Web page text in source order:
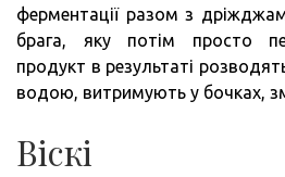
ферментації разом з
брага, яку потім просто
продукт в результаті
водою, витримують у бочках,
Віскі